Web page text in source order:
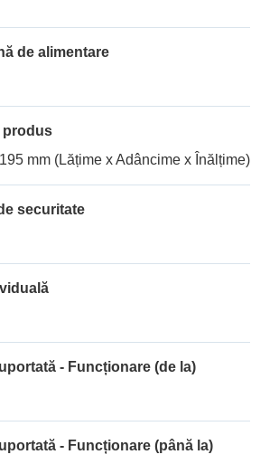
de alimentare
produs
mm (Lățime x Adâncime x Înălțime)
securitate
- Funcționare (de la)
- Funcționare (până la)